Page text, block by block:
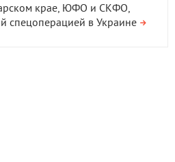
крае, ЮФО и СКФО,
спецоперацией в Украине